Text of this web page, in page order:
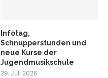
Infotag,
Schnupperstunden und
neue Kurse der
Jugendmusikschule
29. Juli 2026